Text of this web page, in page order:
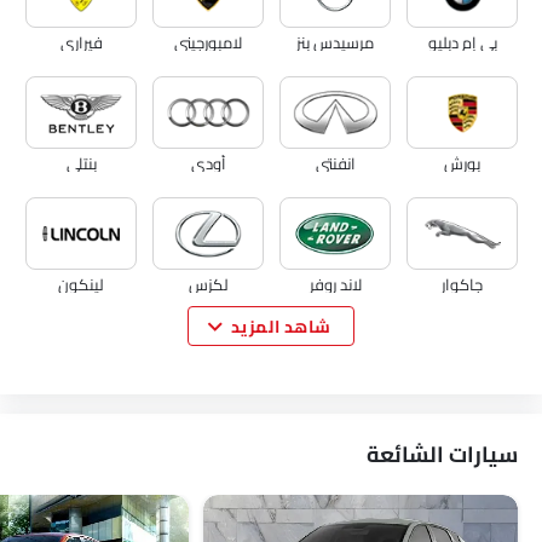
بي إم دبليو مرسيدس بنز لامبورجيني فيراري
بورش انفنتي أودي بنتلي
جاكوار لاند روفر لكزس لينكون
جينيسيس أبارث بورجوارد هافال
شاهد المزيد
سيارات الشائعة